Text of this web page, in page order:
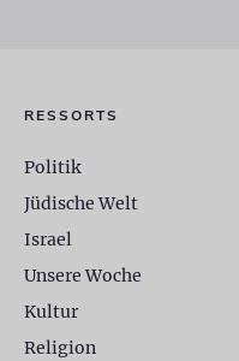
RESSORTS
Politik
Jüdische Welt
Israel
Unsere Woche
Kultur
Religion